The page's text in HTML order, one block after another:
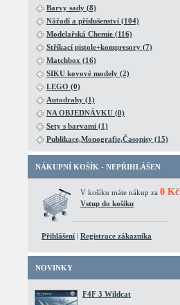
Barvy sady (8)
Nářadí a příslušenství (104)
Modelařská Chemie (116)
Stříkací pistole+kompresory (7)
Matchbox (16)
SIKU kovové modely (2)
LEGO (0)
Autodrahy (1)
NA OBJEDNÁVKU (0)
Sety s barvami (1)
Publikace,Monografie,Časopisy (15)
NÁKUPNÍ KOŠÍK - NEPŘIHLÁŠEN
V košíku máte nákup za 0 Kč
Vstup do košíku
Přihlášení | Registrace zákazníka
NOVINKY
F4F 3 Wildcat